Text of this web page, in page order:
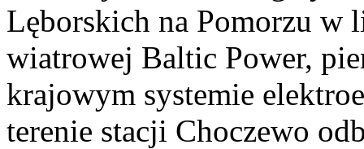
Lęborskich na Pomorzu w
wiatrowej Baltic Power,
krajowym systemie
terenie stacji Choczewo